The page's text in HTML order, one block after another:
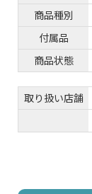
商品種別
付属品
商品状態
取り扱い店舗